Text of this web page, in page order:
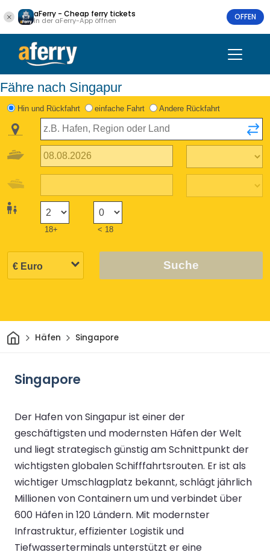
aFerry - Cheap ferry tickets
In der aFerry-App öffnen OFFEN
Fähre nach Singapur
Hin und Rückfahrt einfache Fahrt Andere Rückfahrt
18+ < 18
Suche
HeimHäfen Singapore
Singapore
Der Hafen von Singapur ist einer der
geschäftigsten und modernsten Häfen der Welt
und liegt strategisch günstig am Schnittpunkt der
wichtigsten globalen Schifffahrtsrouten. Er ist als
wichtiger Umschlagplatz bekannt, schlägt jährlich
Millionen von Containern um und verbindet über
600 Häfen in 120 Ländern. Mit modernster
Infrastruktur, effizienter Logistik und
Tiefwasserterminals unterstützt er eine